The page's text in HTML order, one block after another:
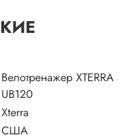
Велотренажер XTERRA
UB120
Xterra
США